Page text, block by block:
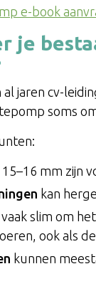
e-book
je
jaren cv-
soms
15–16 mm zijn
kan
vaak slim om
ook als
kunnen